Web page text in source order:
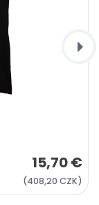
15,70 €
(408,20 CZK)